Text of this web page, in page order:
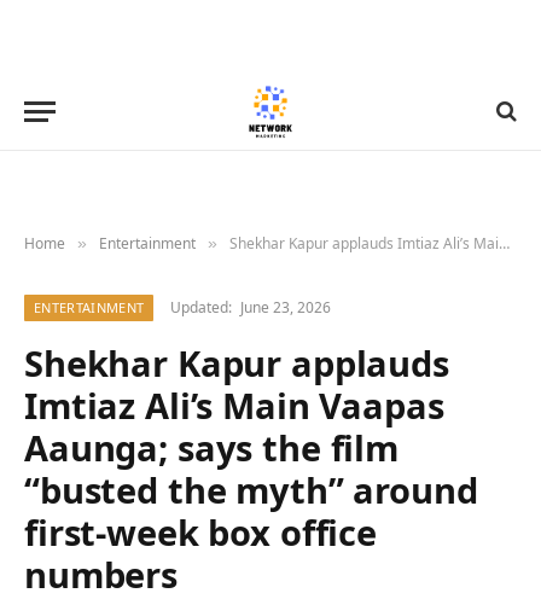
Home » Entertainment » Shekhar Kapur applauds Imtiaz Ali’s Main Vaapas Aaunga; says the film “busted the myth” around first-week box office numbers
ENTERTAINMENT Updated: June 23, 2026
Shekhar Kapur applauds
Imtiaz Ali’s Main Vaapas
Aaunga; says the film
“busted the myth” around
first-week box office
numbers